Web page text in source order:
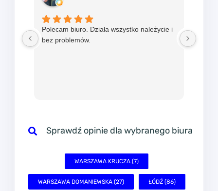
Polecam biuro. Działa wszystko należycie i
bez problemów.
Sprawdź opinie dla wybranego biura
WARSZAWA KRUCZA (7)
WARSZAWA DOMANIEWSKA (27) ŁÓDŹ (86)